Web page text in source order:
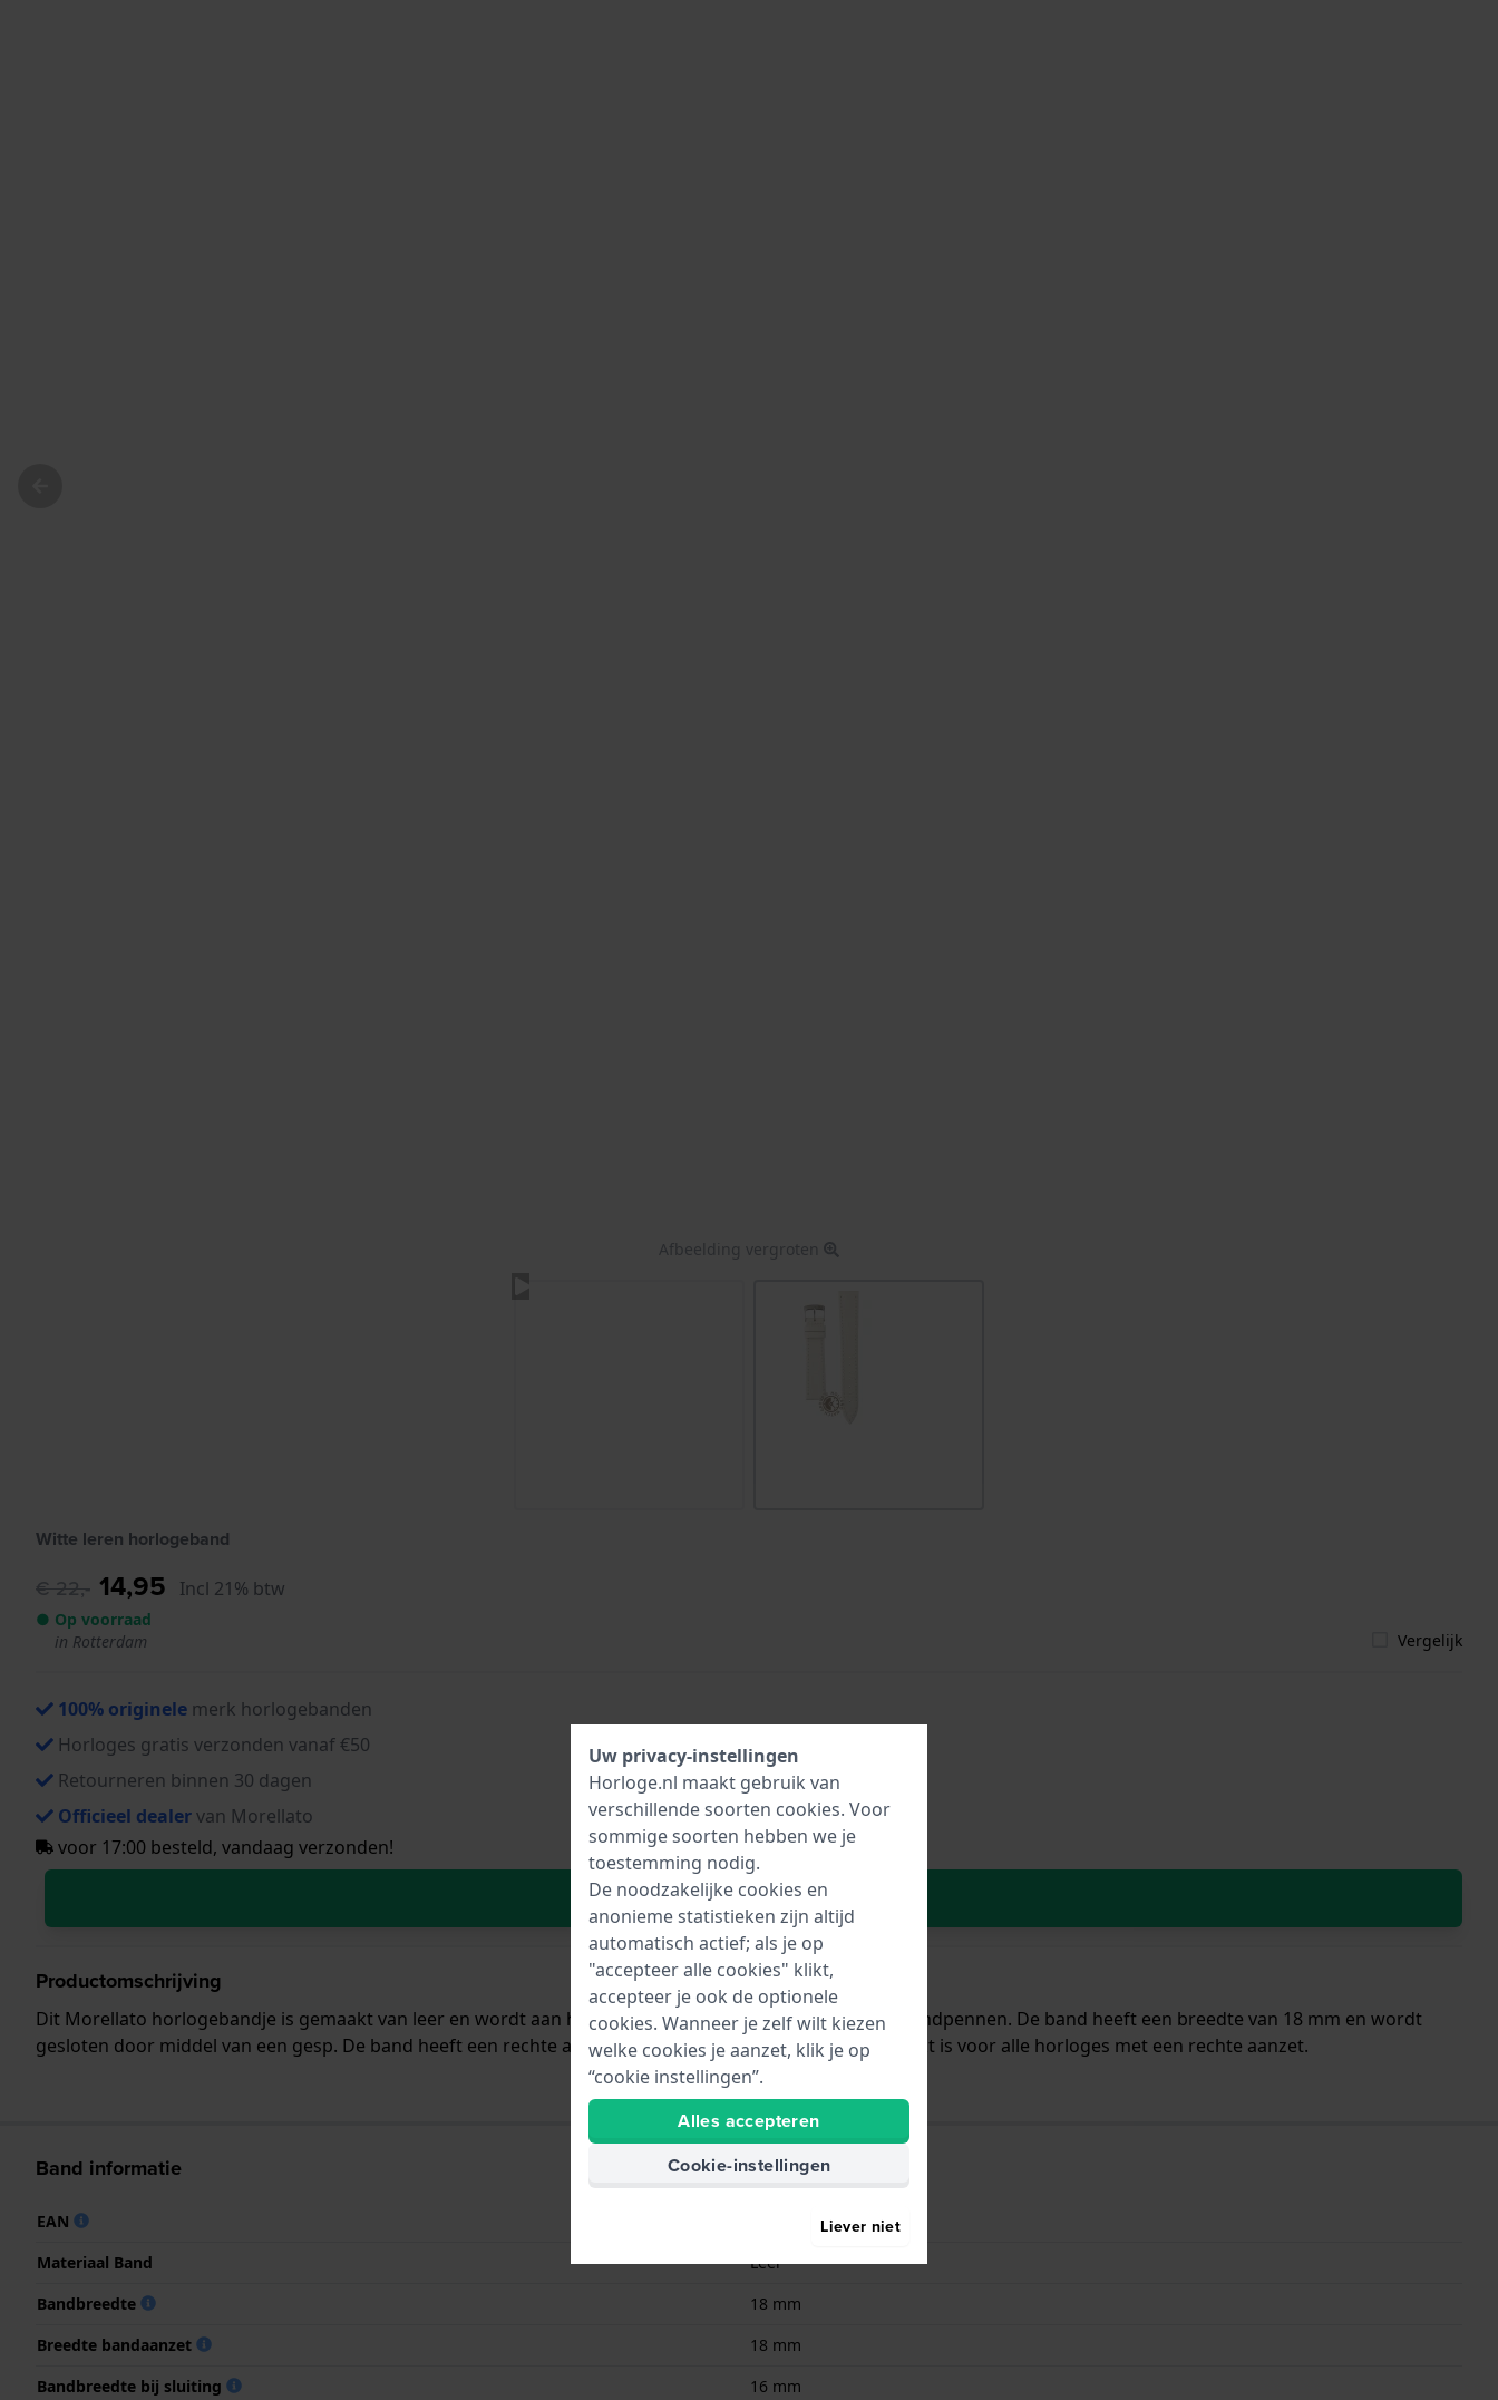
Afbeelding vergroten
Witte leren horlogeband
€ 22,- 14,95 Incl 21% btw
● Op voorraad
in Rotterdam
Vergelijk
100% originele merk horlogebanden
Horloges gratis verzonden vanaf €50
Retourneren binnen 30 dagen
Officieel dealervan Morellato
voor 17:00 besteld, vandaag verzonden!
In Winkelwagen
Productomschrijving
Dit Morellato horlogebandje is gemaakt van leer en wordt aan het horloge bevestigd door middel van bandpennen. De band heeft een breedte van 18 mm en wordt
gesloten door middel van een gesp. De band heeft een rechte aanzet wat betekent dat deze band geschikt is voor alle horloges met een rechte aanzet.
Band informatie
EAN
8033288555858
Materiaal Band
Leer
Bandbreedte
18 mm
Breedte bandaanzet
18 mm
Bandbreedte bij sluiting
16 mm
Uw privacy-instellingen
Horloge.nl maakt gebruik van
verschillende soorten cookies. Voor
sommige soorten hebben we je
toestemming nodig.
De noodzakelijke cookies en
anonieme statistieken zijn altijd
automatisch actief; als je op
"accepteer alle cookies" klikt,
accepteer je ook de optionele
cookies. Wanneer je zelf wilt kiezen
welke cookies je aanzet, klik je op
“cookie instellingen”.
Alles accepteren
Cookie-instellingen
Liever niet